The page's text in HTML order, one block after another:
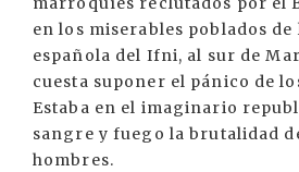
en los miserables poblados
española del Ifni, al sur de
cuesta suponer el pánico de
Estaba en el imaginario
sangre y fuego la brutalidad
hombres.